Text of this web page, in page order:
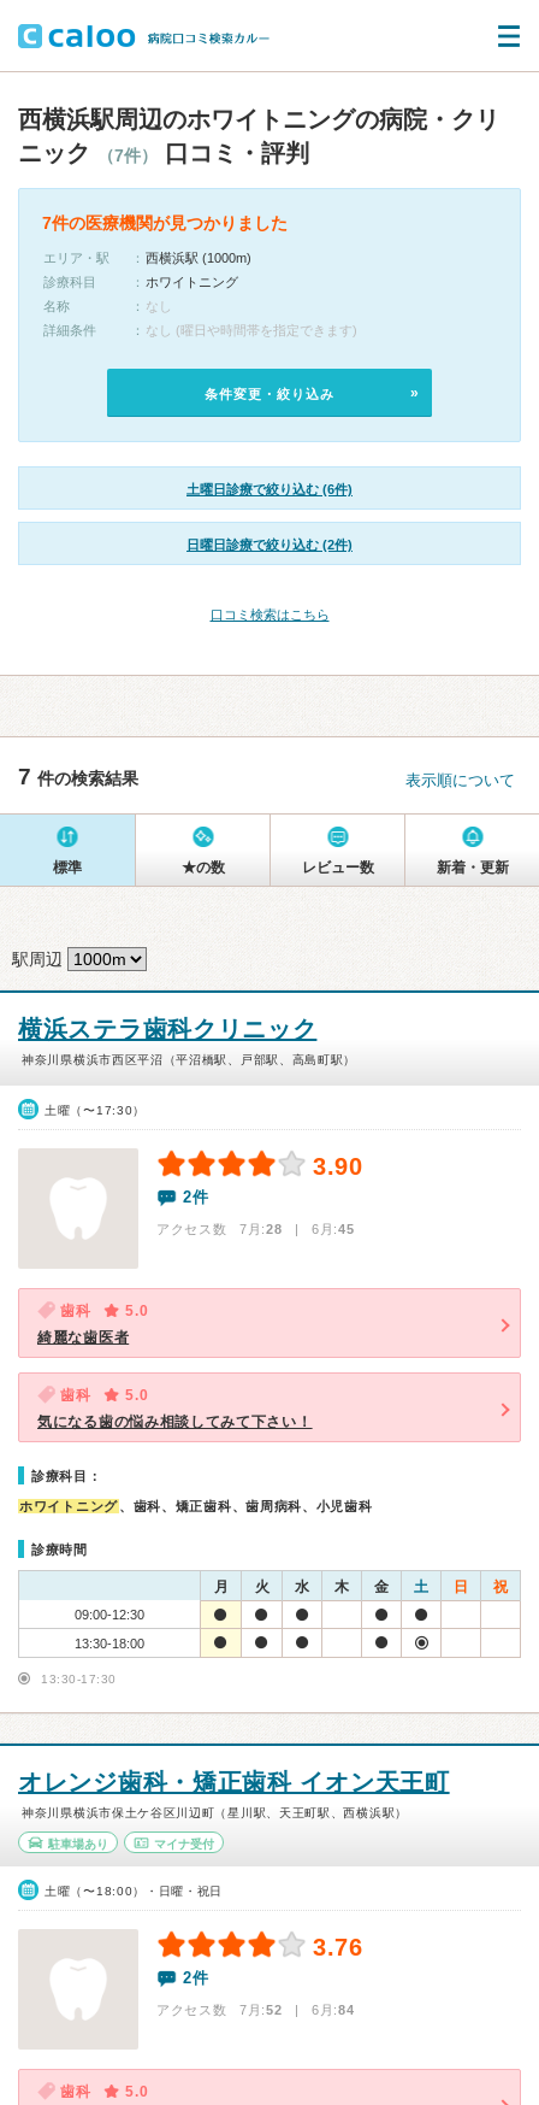
西横浜駅周辺のホワイトニングの病院・クリ
ニック
（7件） 口コミ・評判
7件の医療機関が見つかりました
エリア・駅
西横浜駅 (1000m)
診療科目
ホワイトニング
名称
なし
詳細条件
なし (曜日や時間帯を指定できます)
条件変更・絞り込み
土曜日診療で絞り込む (6件)
日曜日診療で絞り込む (2件)
口コミ検索はこちら
7 件の検索結果 表示順について
標準 ★の数 レビュー数 新着・更新
駅周辺
横浜ステラ歯科クリニック
神奈川県横浜市西区平沼（平沼橋駅、戸部駅、高島町駅）
土曜（〜17:30）
3.90
2件
アクセス数 7月:28 | 6月:45
歯科
5.0
綺麗な歯医者
歯科
5.0
気になる歯の悩み相談してみて下さい！
診療科目：
ホワイトニング、歯科、矯正歯科、歯周病科、小児歯科
診療時間
月 火 水 木 金 土 日 祝
09:00-12:30
13:30-18:00
13:30-17:30
オレンジ歯科・矯正歯科 イオン天王町
神奈川県横浜市保土ケ谷区川辺町（星川駅、天王町駅、西横浜駅）
駐車場あり マイナ受付
土曜（〜18:00）・日曜・祝日
3.76
2件
アクセス数 7月:52 | 6月:84
歯科
5.0